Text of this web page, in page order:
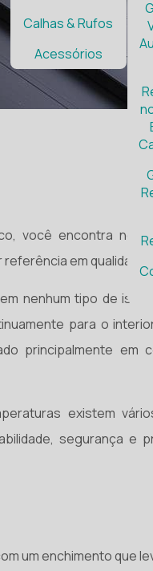
Calhas & Rufos
Acessórios
você encontra no
em qualidade
nenhum tipo de
para o
principalmente em
existem
segurança e
um enchimento que